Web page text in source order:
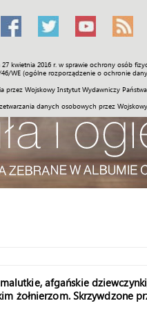
kwietnia 2016 r. w sprawie ochrony
WE (ogólne rozporządzenie o ochronie
Wojskowy Instytut Wydawniczy
danych osobowych przez
Sport Historia Galerie
afgańskie
żołnierzom. Skrzywdzone